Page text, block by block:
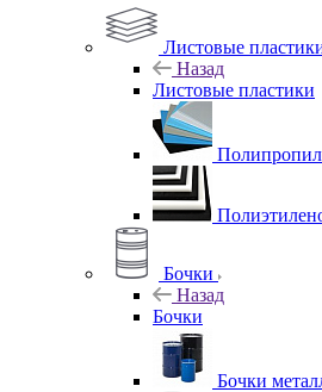
Листовые
Назад
Листовые пластики
Бочки
Назад
Бочки
Бочки